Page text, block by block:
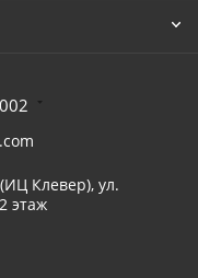
Клевер), ул.
этаж